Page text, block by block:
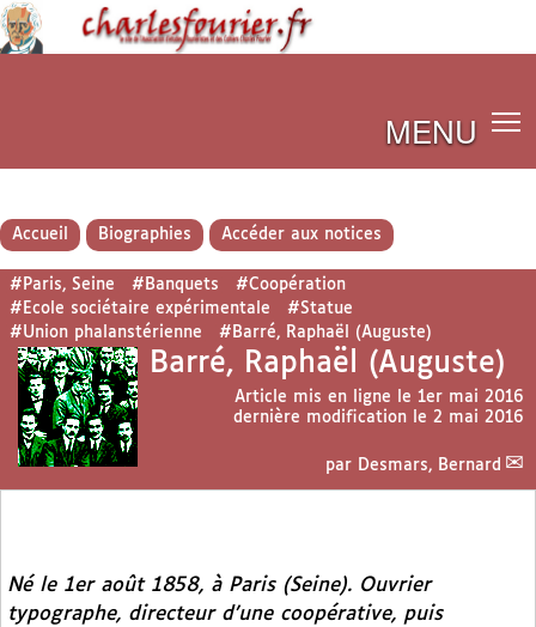
MENU
Accueil Biographies Accéder aux notices
#Paris, Seine #Banquets
#Coopération
#Ecole sociétaire expérimentale
#Statue
#Union phalanstérienne
#Barré, Raphaël (Auguste)
Barré, Raphaël (Auguste)
Article mis en ligne le 1er mai 2016
dernière modification le 2 mai 2016
par Desmars, Bernard
Né le 1er août 1858, à Paris (Seine). Ouvrier
typographe, directeur d’une coopérative, puis